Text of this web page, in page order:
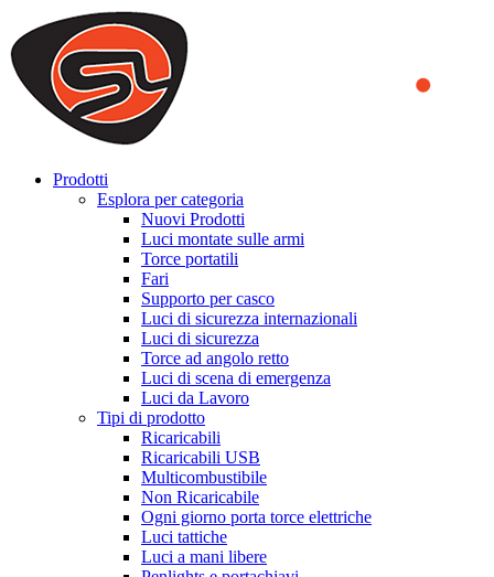
We use cookies to ensure that we provide you the best experience
on our website. By continuing to browse this website, you accept
that cookies are used to help us analyze how the website is used and
to offer you a better experience. To learn more or to find out how
you can disable cookies, you can access our
Prodotti
Esplora per categoria
Nuovi Prodotti
Luci montate sulle armi
Torce portatili
Fari
Supporto per casco
Luci di sicurezza internazionali
Luci di sicurezza
Torce ad angolo retto
Luci di scena di emergenza
Luci da Lavoro
Tipi di prodotto
Ricaricabili
Ricaricabili USB
Multicombustibile
Non Ricaricabile
Ogni giorno porta torce elettriche
Luci tattiche
Luci a mani libere